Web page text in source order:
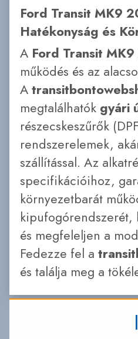
Ford Transit MK9
Hatékonyság és
A Ford Transit
működés és az
A
megtalálhatók gyári
részecskeszűrők
rendszerelemek,
szállítással. Az
specifikációihoz,
környezetbarát
kipufogórendszerét,
és megfeleljen a
Fedezze fel a
és találja meg a